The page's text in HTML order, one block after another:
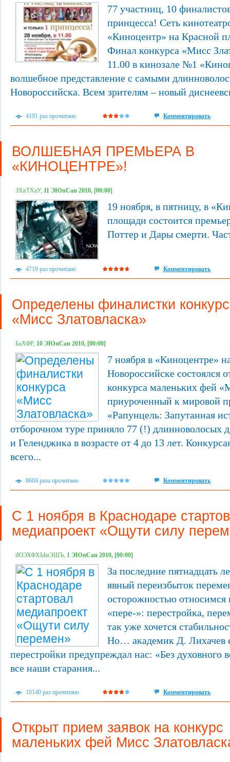
77 участниц, 10
принцесса! Сеть
«Киноцентр» на Красной
Финал конкурса «Мисс
11.00 в кинозале №1
волшебное представление с самыми
Новороссийска. Всем зрителям – новый
4191 раз прочитано Комментировать
ВОЛШЕБНАЯ ПРЕМЬЕРА В
«КИНОЦЕНТРЕ»!
ЗХвТХаУ, 11 ЭЮпСап 2010, [00:00]
19 ноября, в пятницу, в
площади состоится
Поттер и Дары смерти.
4719 раз прочитано Комментировать
Определены финалистки
«Мисс Златовласка»
БаХФР, 10 ЭЮпСап 2010, [00:00]
7 ноября в «Киноцентре»
Новороссийске состоялся
конкурса маленьких фей
приуроченный к мировой
«Рапунцель: Запутанная
отборочном туре приняло 77 (!) длинноволосых
и Геленджика в возрасте от 4 до 13 лет.
всего...
8604 раза прочитано Комментировать
С 1 ноября в Краснодаре
медиапроект «Ощути силу
їЮЭХФХЫмЭШЪ, 1 ЭЮпСап 2010, [00:00]
За последние пятнадцать
явный переизбыток
осторожностью относимся
«пере-»: перестройка,
так уже хочется
Но… академик Д. Лихачев
перестройки предупреждал нас: «Без духовного
все наши старания...
10140 раз прочитано Комментировать
Открыт прием заявок на конкурс
маленьких фей Мисс